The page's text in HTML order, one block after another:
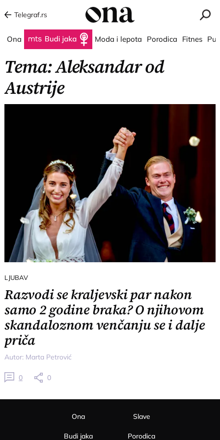
Telegraf.rs
Ona Budi jaka Moda i lepota Porodica Fitnes
Tema: Aleksandar od
Austrije
LJUBAV
Razvodi se kraljevski par nakon
samo 2 godine braka? O njihovom
skandaloznom venčanju se i dalje
priča
Autor: Marta Petrović
0 0
Ona
Budi jaka
Slave
Porodica